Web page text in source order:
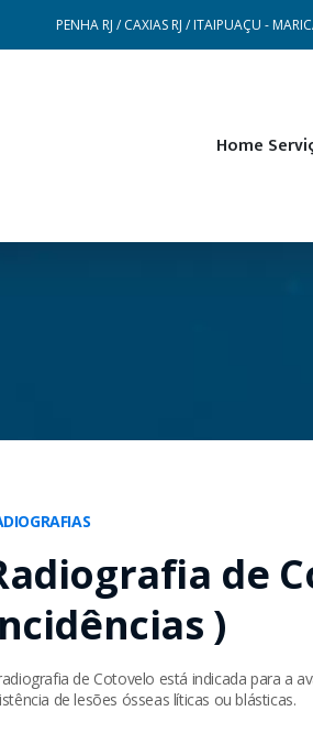
PENHA RJ / CAXIAS RJ / ITAIPUAÇU -
Home
de
)
de Cotovelo está indicada para a
de lesões ósseas líticas ou blásticas.